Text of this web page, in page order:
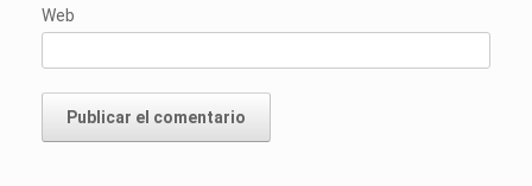
Web